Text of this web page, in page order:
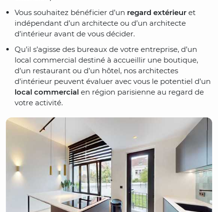
Vous souhaitez bénéficier d’un regard extérieur et
indépendant d’un architecte ou d’un architecte
d’intérieur avant de vous décider.
Qu’il s’agisse des bureaux de votre entreprise, d’un
local commercial destiné à accueillir une boutique,
d’un restaurant ou d’un hôtel, nos architectes
d’intérieur peuvent évaluer avec vous le potentiel d’un
local commercial en région parisienne au regard de
votre activité.